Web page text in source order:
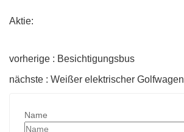
Aktie:
vorherige : Besichtigungsbus
nächste : Weißer elektrischer Golfwagen
Name